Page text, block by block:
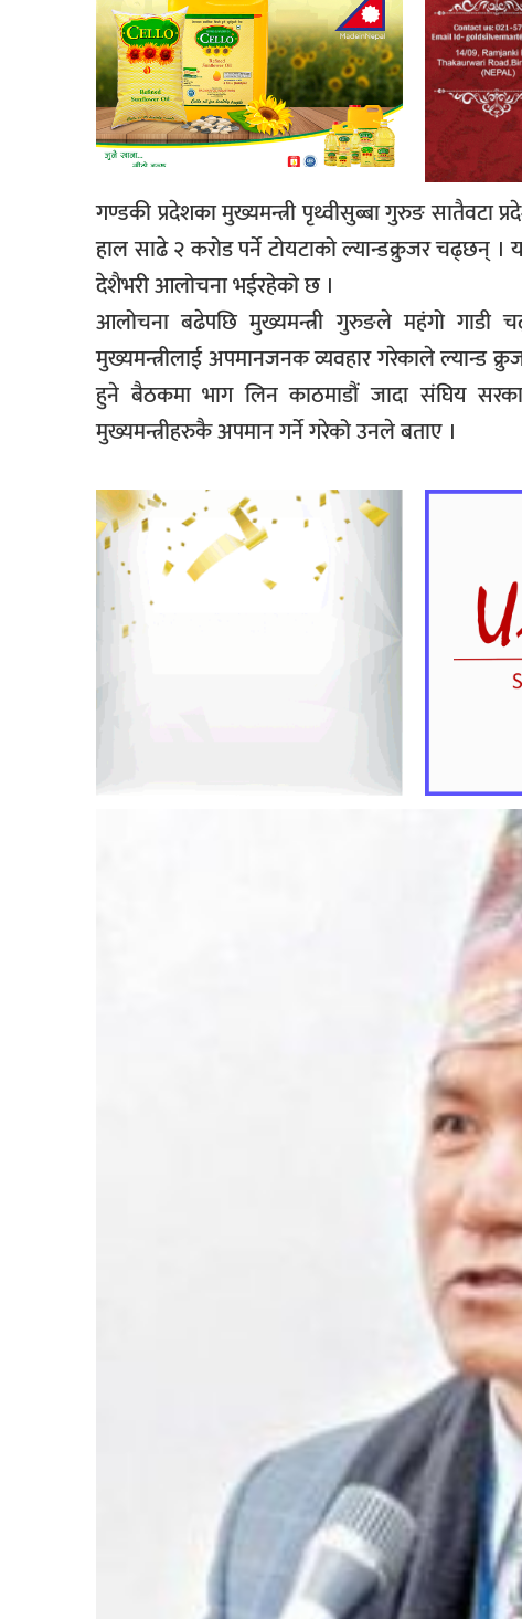
गण्डकी प्रदेशका मुख्यमन्त्री पृथ्वीसुब्बा गुरुङ सातैवटा
हाल साढे २ करोड पर्ने टोयटाको ल्यान्डक्रुजर चढ्छन्
देशैभरी आलोचना भईरहेको छ ।
आलोचना बढेपछि मुख्यमन्त्री गुरुङले महंगो गाडी
मुख्यमन्त्रीलाई अपमानजनक व्यवहार गरेकाले ल्यान्ड
हुने बैठकमा भाग लिन काठमाडौं जादा संघिय
मुख्यमन्त्रीहरुकै अपमान गर्ने गरेको उनले बताए ।